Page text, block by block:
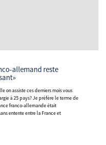
à 25 pays? Je préfère le terme de
franco-allemande était
entente entre la France et